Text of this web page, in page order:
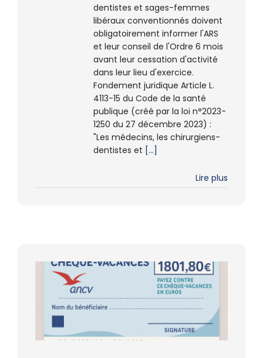
dentistes et sages-femmes
libéraux conventionnés doivent
obligatoirement informer l'ARS
et leur conseil de l'Ordre 6 mois
avant leur cessation d'activité
dans leur lieu d'exercice.
Fondement juridique Article L.
4113-15 du Code de la santé
publique (créé par la loi n°2023-
1250 du 27 décembre 2023) :
"Les médecins, les chirurgiens-
dentistes et [...]
Lire plus